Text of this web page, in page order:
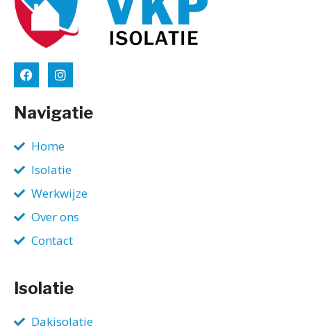
Navigatie
Home
Isolatie
Werkwijze
Over ons
Contact
Isolatie
Dakisolatie